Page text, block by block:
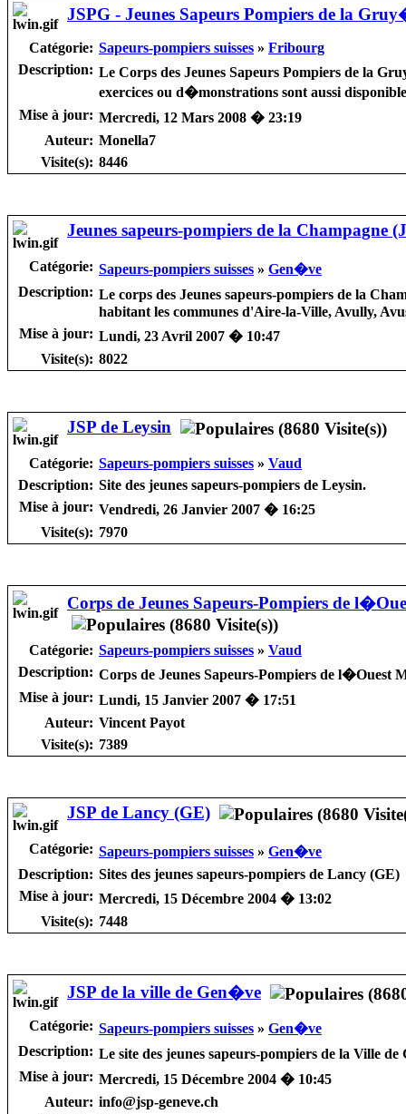
JSPG - Jeunes Sapeurs Pompiers de la
Catégorie: Sapeurs-pompiers suisses » Fribourg
Description: Le Corps des Jeunes Sapeurs Pompiers de la
exercices ou d�monstrations sont aussi
Mise à jour: Mercredi, 12 Mars 2008 � 23:19
Auteur: Monella7
Visite(s): 8446
Jeunes sapeurs-pompiers de la Champagne
Catégorie: Sapeurs-pompiers suisses » Gen�ve
Description: Le corps des Jeunes sapeurs-pompiers de la
habitant les communes d'Aire-la-Ville, Avully,
Mise à jour: Lundi, 23 Avril 2007 � 10:47
Visite(s): 8022
JSP de Leysin
Catégorie: Sapeurs-pompiers suisses » Vaud
Description: Site des jeunes sapeurs-pompiers de Leysin.
Mise à jour: Vendredi, 26 Janvier 2007 � 16:25
Visite(s): 7970
Corps de Jeunes Sapeurs-Pompiers de
Catégorie: Sapeurs-pompiers suisses » Vaud
Description: Corps de Jeunes Sapeurs-Pompiers de l�Ouest
Mise à jour: Lundi, 15 Janvier 2007 � 17:51
Auteur: Vincent Payot
Visite(s): 7389
JSP de Lancy (GE)
Catégorie: Sapeurs-pompiers suisses » Gen�ve
Description: Sites des jeunes sapeurs-pompiers de Lancy (GE)
Mise à jour: Mercredi, 15 Décembre 2004 � 13:02
Visite(s): 7448
JSP de la ville de Gen�ve
Catégorie: Sapeurs-pompiers suisses » Gen�ve
Description: Le site des jeunes sapeurs-pompiers de la Ville
Mise à jour: Mercredi, 15 Décembre 2004 � 10:45
Auteur: info@jsp-geneve.ch